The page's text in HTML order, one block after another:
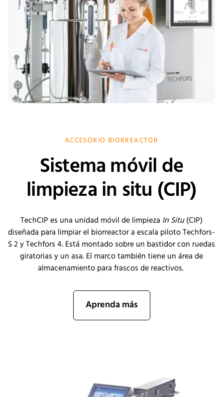
ACCESORIO BIORREACTOR
Sistema móvil de
limpieza in situ (CIP)
TechCIPes una unidad móvil de limpieza In Situ(CIP)
diseñada para limpiar el biorreactor a escala piloto Techfors-
S 2 y Techfors 4. Está montado sobre un bastidor con ruedas
giratorias y un asa. El marco también tiene un área de
almacenamiento para frascos de reactivos.
Aprenda más